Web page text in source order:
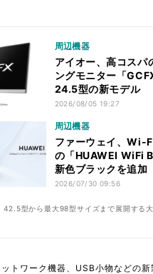
周辺機器
アイオー、高コスパ
ングモニター「
24.5型の新モデル
2026/08/05 19:27
周辺機器
ファーウェイ、Wi-
の「HUAWEI WiFi
新色ブラックを追加
2026/07/30 09:56
42.5型から最大98型サイズまで展開する
トワーク機器、USB小物などの